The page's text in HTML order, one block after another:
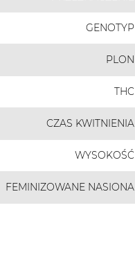
GENOTYP
PLON
THC
CZAS KWITNIENIA
WYSOKOŚĆ
FEMINIZOWANE NASIONA